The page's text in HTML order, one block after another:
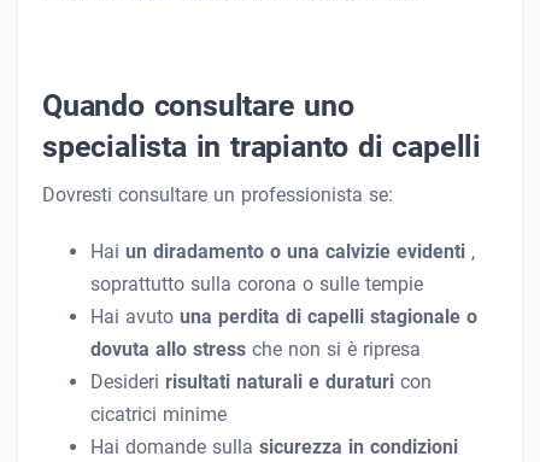
Quando consultare uno
specialista in trapianto di capelli
Dovresti consultare un professionista se:
Hai un diradamento o una calvizie evidenti ,
soprattutto sulla corona o sulle tempie
Hai avuto una perdita di capelli stagionale o
dovuta allo stress che non si è ripresa
Desideri risultati naturali e duraturi con
cicatrici minime
Hai domande sulla sicurezza in condizioni